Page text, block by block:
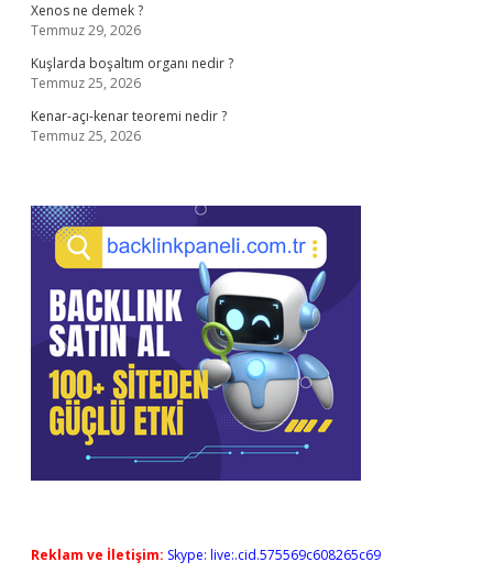
Xenos ne demek ?
Temmuz 29, 2026
Kuşlarda boşaltım organı nedir ?
Temmuz 25, 2026
Kenar-açı-kenar teoremi nedir ?
Temmuz 25, 2026
Reklam ve İletişim: Skype: live:.cid.575569c608265c69